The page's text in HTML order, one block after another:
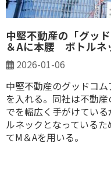
中堅不動産の「グッ
＆Aに本腰 ボトルネ
2026-01-06
中堅不動産のグッドコ
を入れる。同社は不動
でを幅広く手がけてい
ルネックとなっている
てM＆Aを用いる。